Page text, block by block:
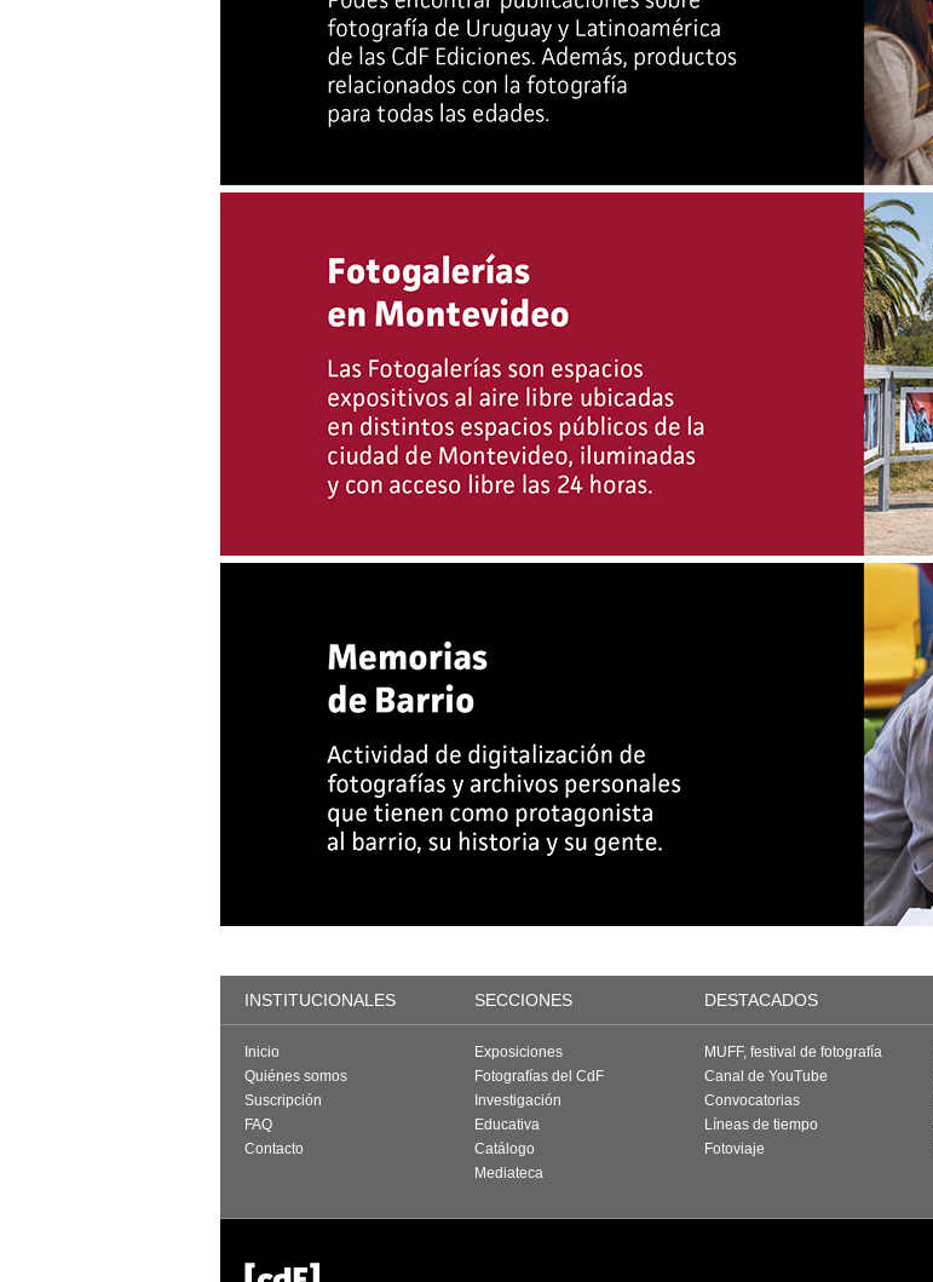
INSTITUCIONALES SECCIONES DESTACADOS
Inicio
Quiénes somos
Suscripción
FAQ
Contacto
Exposiciones
Fotografías del CdF
Investigación
Educativa
Catálogo
Mediateca
MUFF, festival de fotografía
Canal de YouTube
Convocatorias
Líneas de tiempo
Fotoviaje